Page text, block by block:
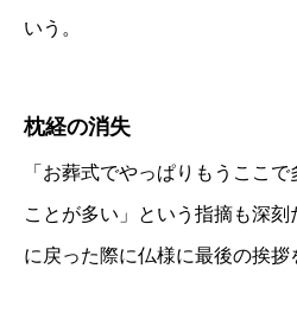
いう。
枕経の消失
「お葬式でやっぱりもうここ
ことが多い」という指摘も深
に戻った際に仏様に最後の挨拶